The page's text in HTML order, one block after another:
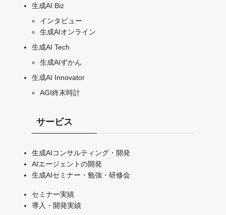
生成AI Biz
インタビュー
生成AIオンライン
生成AI Tech
生成AIずかん
生成AI Innovator
AGI終末時計
サービス
生成AIコンサルティング・開発
AIエージェントの開発
生成AIセミナー・勉強・研修会
セミナー実績
導入・開発実績